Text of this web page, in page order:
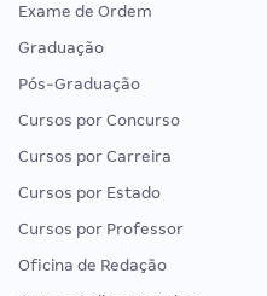
Exame de Ordem
Graduação
Pós-Graduação
Cursos por Concurso
Cursos por Carreira
Cursos por Estado
Cursos por Professor
Oficina de Redação